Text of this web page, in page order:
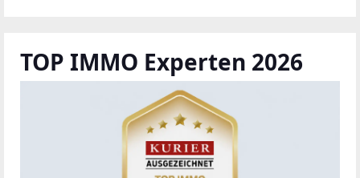
TOP IMMO Experten 2026